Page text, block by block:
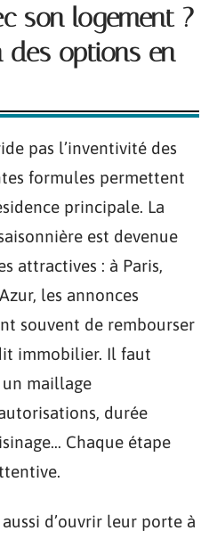
son logement ?
des options en
pas l’inventivité des
formules permettent
principale. La
est devenue
attractives : à Paris,
les annonces
souvent de rembourser
immobilier. Il faut
maillage
durée
Chaque étape
d’ouvrir leur porte à